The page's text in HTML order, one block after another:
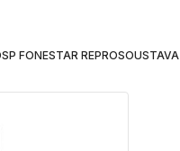
FONESTAR REPROSOUSTAVA